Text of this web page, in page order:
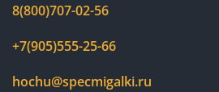
8(800)707-02-56
+7(905)555-25-66
hochu@specmigalki.ru